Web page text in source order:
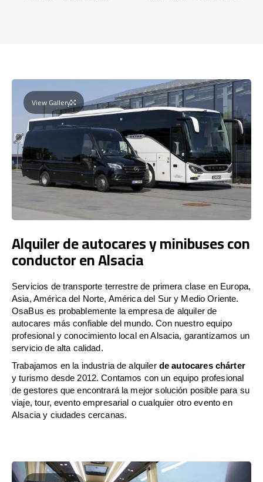
View Gallery
Alquiler de autocares y minibuses con
conductor en Alsacia
Servicios de transporte terrestre de primera clase en Europa,
Asia, América del Norte, América del Sur y Medio Oriente.
OsaBus es probablemente la empresa de alquiler de
autocares más confiable del mundo. Con nuestro equipo
profesional y conocimiento local en Alsacia, garantizamos un
servicio de alta calidad.
Trabajamos en la industria de alquiler de autocares chárter
y turismo desde 2012. Contamos con un equipo profesional
de gestores que encontrará la mejor solución posible para su
viaje, tour, evento empresarial o cualquier otro evento en
Alsacia y ciudades cercanas.